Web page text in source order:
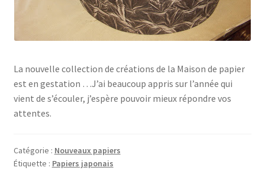
La nouvelle collection de créations de la Maison de papier
est en gestation …J’ai beaucoup appris sur l’année qui
vient de s’écouler, j’espère pouvoir mieux répondre vos
attentes.
Catégorie : Nouveaux papiers
Étiquette : Papiers japonais